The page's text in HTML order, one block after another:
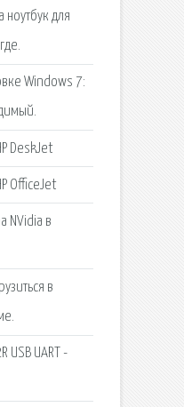
ноутбук для
Windows 7:
DeskJet
OfficeJet
NVidia в
в
USB UART -